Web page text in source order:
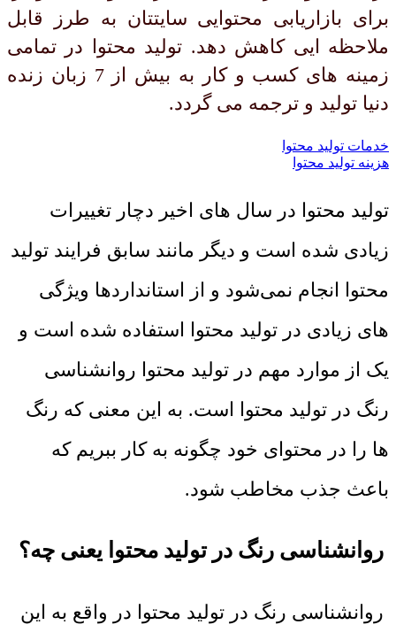
برای بازاریابی محتوایی سایتتان به طرز قابل
ملاحظه ایی کاهش دهد. تولید محتوا در تمامی
زمینه های کسب و کار به بیش از 7 زبان زنده
دنیا تولید و ترجمه می گردد.
خدمات تولید محتوا
هزینه تولید محتوا
تولید محتوا در سال های اخیر دچار تغییرات
زیادی شده است و دیگر مانند سابق فرایند تولید
محتوا انجام نمی‌شود و از استانداردها ویژگی
های زیادی در تولید محتوا استفاده شده است و
یک از موارد مهم در تولید محتوا روانشناسی
رنگ در تولید محتوا است. به این معنی که رنگ
ها را در محتوای خود چگونه به کار ببریم که
باعث جذب مخاطب شود.
روانشناسی رنگ در تولید محتوا یعنی چه؟
روانشناسی رنگ در تولید محتوا در واقع به این